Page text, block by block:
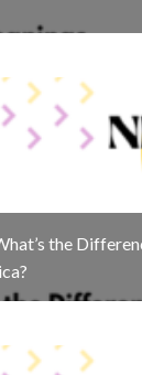
the